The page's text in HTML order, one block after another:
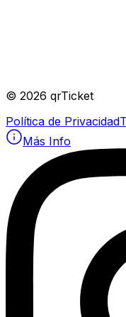
© 2026 qrTicket
Política de Privacidad
Más Info